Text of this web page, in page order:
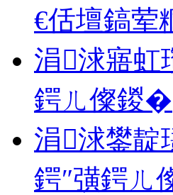
€佸壇鎬
涓浗寤虹
鍔ㄦ儏鍐�
涓浗鐢靛
鍔″彉鍔ㄦ